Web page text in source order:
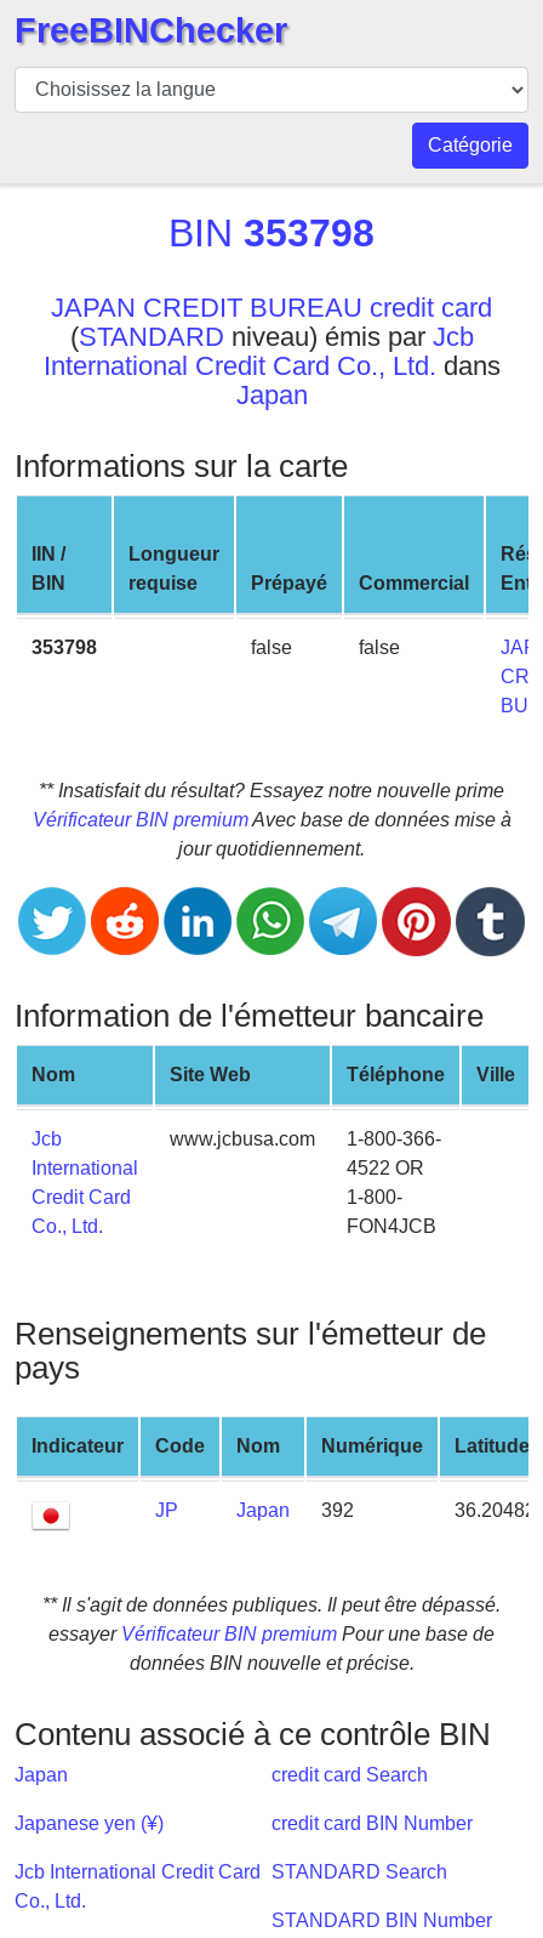
BIN
Vérificateur
API
BIN
Generator
Checker
v2
CC
Generator
from
Banks
Credit
Card
Random
Credit
Card
Generate
Credit
Card
from
BIN
Credit
Card
Checker
What
is
My
IP
Address
?
IP
Checker
FreeBINChecker
Catégorie
BIN 353798
JAPAN CREDIT BUREAU credit card
(STANDARD niveau) émis par Jcb
International Credit Card Co., Ltd. dans
Japan
Informations sur la carte
IIN /
BIN
Longueur
requise
Prépayé Commercial
353798 false false
** Insatisfait du résultat? Essayez notre nouvelle prime
Vérificateur BIN premiumAvec base de données mise à
jour quotidiennement.
Information de l'émetteur bancaire
Nom Site Web Téléphone Ville
Jcb
International
Credit Card
Co., Ltd.
www.jcbusa.com
1-800-366-
4522 OR
1-800-
FON4JCB
Renseignements sur l'émetteur de
pays
Indicateur Code Nom Numérique Latitude
JP Japan 392
** Il s'agit de données publiques. Il peut être dépassé.
essayer Vérificateur BIN premium Pour une base de
données BIN nouvelle et précise.
Contenu associé à ce contrôle BIN
Japan
Japanese yen (¥)
Jcb International Credit Card
Co., Ltd.
credit card Search
credit card BIN Number
STANDARD Search
STANDARD BIN Number